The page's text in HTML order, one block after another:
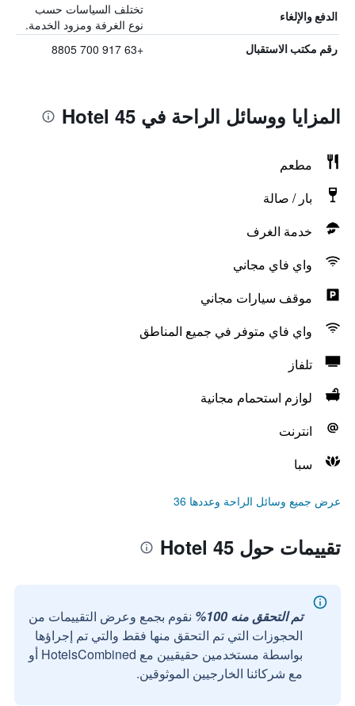
الدفع والإلغاء
تختلف السياسات حسب
نوع الغرفة ومزود الخدمة.
رقم مكتب الاستقبال +63 917 700 8805
المزايا ووسائل الراحة في Hotel 45
مطعم
بار / صالة
خدمة الغرف
واي فاي مجاني
موقف سيارات مجاني
واي فاي متوفر في جميع المناطق
تلفاز
لوازم استحمام مجانية
انترنت
سبا
عرض جميع وسائل الراحة وعددها 36
تقييمات حول Hotel 45
تم التحقق منه 100%
نقوم بجمع وعرض التقييمات من
الحجوزات التي تم التحقق منها فقط والتي تم إجراؤها
بواسطة مستخدمين حقيقيين مع HotelsCombined أو
مع شركائنا الخارجيين الموثوقين.